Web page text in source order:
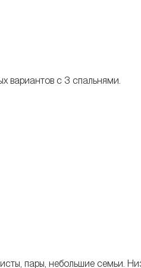
вариантов с 3 спальнями.
пары, небольшие семьи.